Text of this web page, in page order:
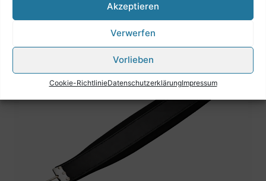
Akzeptieren
Verwerfen
Vorlieben
Cookie-RichtlinieDatenschutzerklärungImpressum
Ähnliche Produkte